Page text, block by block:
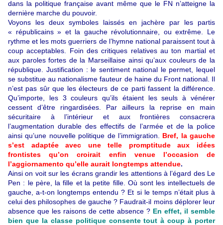
dans la politique française avant même que le FN n’atteigne la
dernière marche du pouvoir.
Voyons les deux symboles laissés en jachère par les partis
« républicains » et la gauche révolutionnaire, ou extrême. Le
rythme et les mots guerriers de l’hymne national paraissent tout à
coup acceptables. Foin des critiques relatives au ton martial et
aux paroles fortes de la Marseillaise ainsi qu’aux couleurs de la
république. Justification : le sentiment national le permet, lequel
se substitue au nationalisme fauteur de haine du Front national. Il
n’est pas sûr que les électeurs de ce parti fassent la différence.
Qu’importe, les 3 couleurs qu’ils étaient les seuls à vénérer
cessent d’être ringardisées. Par ailleurs la reprise en main
sécuritaire à l’intérieur et aux frontières consacrera
l’augmentation durable des effectifs de l’armée et de la police
ainsi qu’une nouvelle politique de l’immigration. Bref, la gauche
s’est adaptée avec une telle promptitude aux idées
frontistes qu’on croirait enfin venue l’occasion de
l’aggiornamento qu’elle aurait longtemps attendue.
Ainsi on voit sur les écrans grandir les attentions à l’égard des Le
Pen : le père, la fille et la petite fille. Où sont les intellectuels de
gauche, a-t-on longtemps entendu ? Et si le temps n’était plus à
celui des philosophes de gauche ? Faudrait-il moins déplorer leur
absence que les raisons de cette absence ? En effet, il semble
bien que la classe politique consente tout à coup à porter